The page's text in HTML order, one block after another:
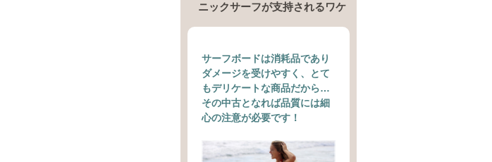
ニックサーフが支持されるワケ
サーフボードは消耗品であり
ダメージを受けやすく、とて
もデリケートな商品だから…
その中古となれば品質には細
心の注意が必要です！